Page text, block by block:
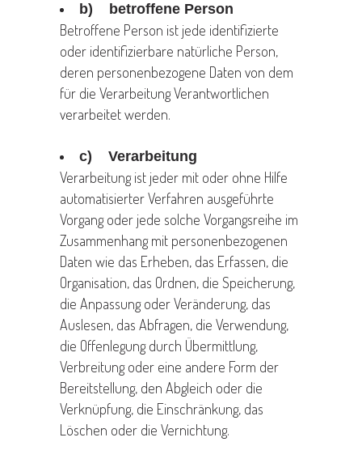
b) betroffene Person
Betroffene Person ist jede identifizierte
oder identifizierbare natürliche Person,
deren personenbezogene Daten von dem
für die Verarbeitung Verantwortlichen
verarbeitet werden.
c) Verarbeitung
Verarbeitung ist jeder mit oder ohne Hilfe
automatisierter Verfahren ausgeführte
Vorgang oder jede solche Vorgangsreihe im
Zusammenhang mit personenbezogenen
Daten wie das Erheben, das Erfassen, die
Organisation, das Ordnen, die Speicherung,
die Anpassung oder Veränderung, das
Auslesen, das Abfragen, die Verwendung,
die Offenlegung durch Übermittlung,
Verbreitung oder eine andere Form der
Bereitstellung, den Abgleich oder die
Verknüpfung, die Einschränkung, das
Löschen oder die Vernichtung.